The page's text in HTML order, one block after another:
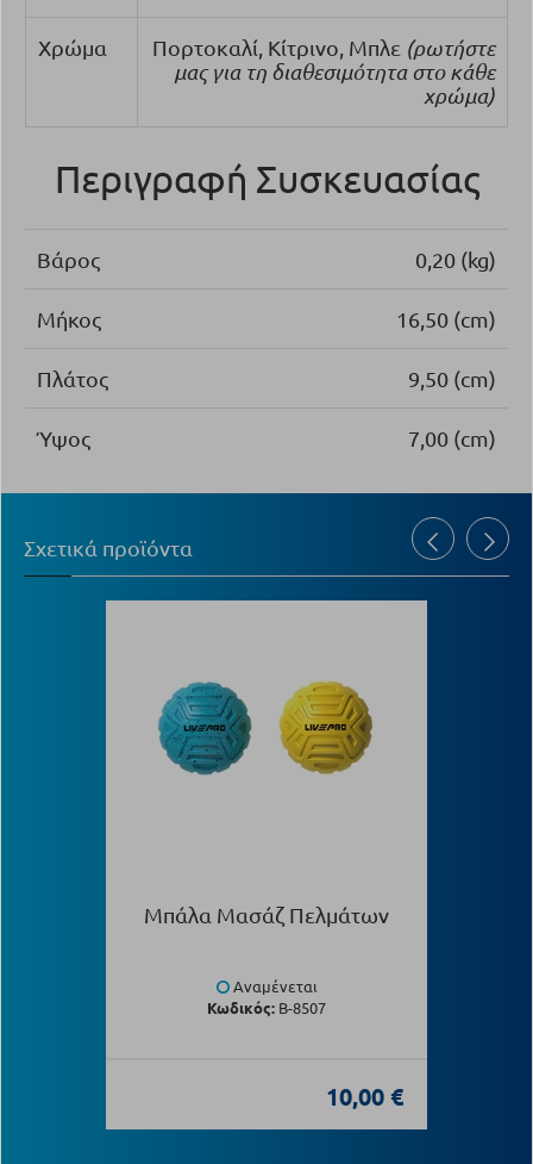
Χρώμα Πορτοκαλί, Κίτρινο, Μπλε (ρωτήστε
μας για τη διαθεσιμότητα στο κάθε
χρώμα)
Περιγραφή Συσκευασίας
Βάρος 0,20 (kg)
Μήκος 16,50 (cm)
Πλάτος 9,50 (cm)
Ύψος 7,00 (cm)
Σχετικά προϊόντα
Μπάλα Μασάζ Πελμάτων
Αναμένεται
Κωδικός: Β-8507
10,00 €